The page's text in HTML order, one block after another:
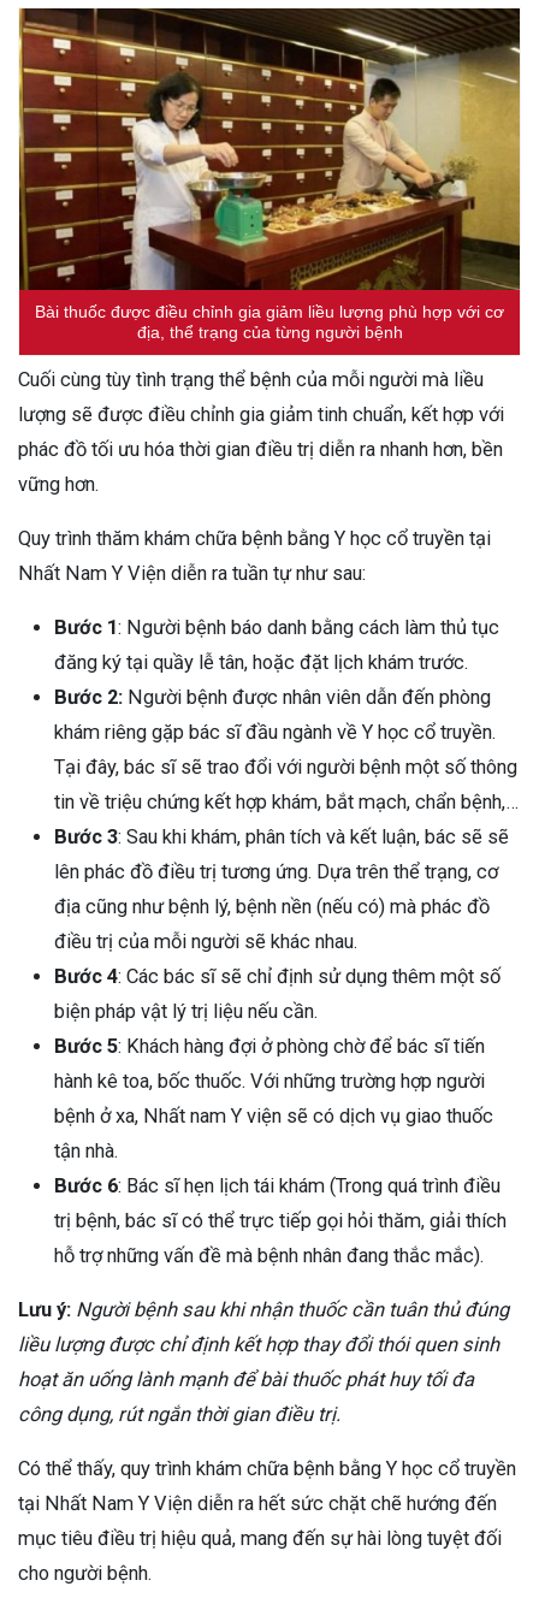
Bài thuốc được điều chỉnh gia giảm liều lượng phù hợp với cơ
địa, thể trạng của từng người bệnh
Cuối cùng tùy tình trạng thể bệnh của mỗi người mà liều
lượng sẽ được điều chỉnh gia giảm tinh chuẩn, kết hợp với
phác đồ tối ưu hóa thời gian điều trị diễn ra nhanh hơn, bền
vững hơn.
Quy trình thăm khám chữa bệnh bằng Y học cổ truyền tại
Nhất Nam Y Viện diễn ra tuần tự như sau:
Bước 1: Người bệnh báo danh bằng cách làm thủ tục
đăng ký tại quầy lễ tân, hoặc đặt lịch khám trước.
Bước 2: Người bệnh được nhân viên dẫn đến phòng
khám riêng gặp bác sĩ đầu ngành về Y học cổ truyền.
Tại đây, bác sĩ sẽ trao đổi với người bệnh một số thông
tin về triệu chứng kết hợp khám, bắt mạch, chẩn bệnh,…
Bước 3: Sau khi khám, phân tích và kết luận, bác sẽ sẽ
lên phác đồ điều trị tương ứng. Dựa trên thể trạng, cơ
địa cũng như bệnh lý, bệnh nền (nếu có) mà phác đồ
điều trị của mỗi người sẽ khác nhau.
Bước 4: Các bác sĩ sẽ chỉ định sử dụng thêm một số
biện pháp vật lý trị liệu nếu cần.
Bước 5: Khách hàng đợi ở phòng chờ để bác sĩ tiến
hành kê toa, bốc thuốc. Với những trường hợp người
bệnh ở xa, Nhất nam Y viện sẽ có dịch vụ giao thuốc
tận nhà.
Bước 6: Bác sĩ hẹn lịch tái khám (Trong quá trình điều
trị bệnh, bác sĩ có thể trực tiếp gọi hỏi thăm, giải thích
hỗ trợ những vấn đề mà bệnh nhân đang thắc mắc).
Lưu ý: Người bệnh sau khi nhận thuốc cần tuân thủ đúng
liều lượng được chỉ định kết hợp thay đổi thói quen sinh
hoạt ăn uống lành mạnh để bài thuốc phát huy tối đa
công dụng, rút ngắn thời gian điều trị.
Có thể thấy, quy trình khám chữa bệnh bằng Y học cổ truyền
tại Nhất Nam Y Viện diễn ra hết sức chặt chẽ hướng đến
mục tiêu điều trị hiệu quả, mang đến sự hài lòng tuyệt đối
cho người bệnh.